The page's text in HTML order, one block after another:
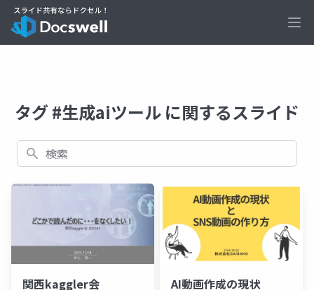
タグ #生成aiツール に関するスライド
検索
関西kaggler会
AI動画作成の現状